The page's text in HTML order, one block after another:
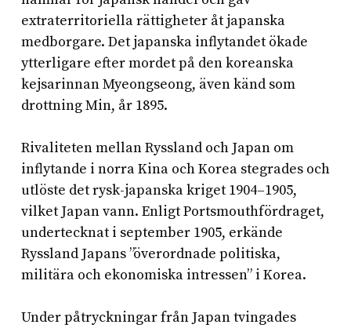
extraterritoriella rättigheter åt japanska
medborgare. Det japanska inflytandet ökade
ytterligare efter mordet på den koreanska
kejsarinnan Myeongseong, även känd som
drottning Min, år 1895.
Rivaliteten mellan Ryssland och Japan om
inflytande i norra Kina och Korea stegrades och
utlöste det rysk-japanska kriget 1904–1905,
vilket Japan vann. Enligt Portsmouthfördraget,
undertecknat i september 1905, erkände
Ryssland Japans ”överordnade politiska,
militära och ekonomiska intressen” i Korea.
Under påtryckningar från Japan tvingades